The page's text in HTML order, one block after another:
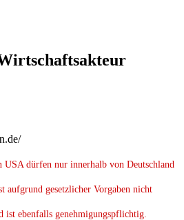
USA dürfen nur innerhalb von Deutschland
aufgrund gesetzlicher Vorgaben nicht
ist ebenfalls genehmigungspflichtig.